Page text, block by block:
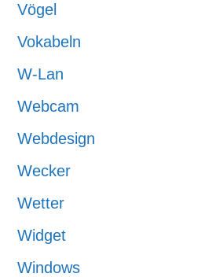
Vögel
Vokabeln
W-Lan
Webcam
Webdesign
Wecker
Wetter
Widget
Windows